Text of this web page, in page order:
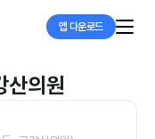
앱 다운로드
산의원